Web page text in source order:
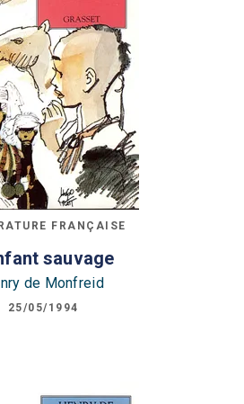
FRANÇAISE
sauvage
de Monfreid
25/05/1994